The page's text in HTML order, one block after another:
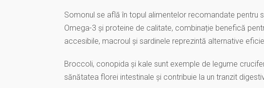
Somonul se află în topul alimentelor recomandate pentru
Omega-3 și proteine de calitate, combinație benefică
accesibile, macroul și sardinele reprezintă alternative
Broccoli, conopida și kale sunt exemple de legume
sănătatea florei intestinale și contribuie la un tranzit